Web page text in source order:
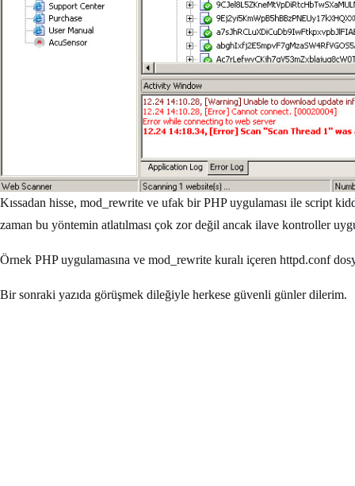
Kıssadan hisse, mod_rewrite ve ufak bir PHP uygulaması ile script
zaman bu yöntemin atlatılması çok zor değil ancak ilave kontroller
Örnek PHP uygulamasına ve mod_rewrite kuralı içeren httpd.conf
Bir sonraki yazıda görüşmek dileğiyle herkese güvenli günler dilerim.